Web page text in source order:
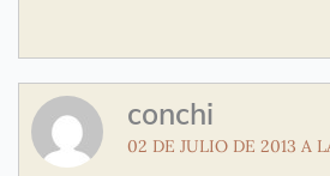
conchi
02 DE JULIO DE 2013 A